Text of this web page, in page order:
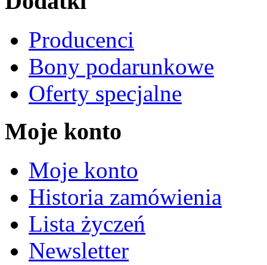
Producenci
Bony podarunkowe
Oferty specjalne
Moje konto
Moje konto
Historia zamówienia
Lista życzeń
Newsletter